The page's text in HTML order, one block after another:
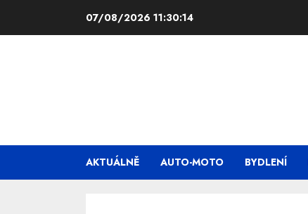
07/08/2026 11:30:15
AKTUÁLNĚ AUTO-MOTO BYDLENÍ